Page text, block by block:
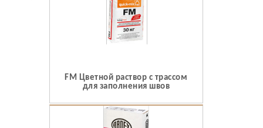
FM Цветной раствор с трассом
для заполнения швов